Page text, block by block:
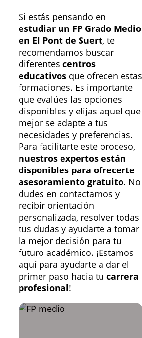
Si estás pensando en
estudiar un FP Grado Medio
en El Pont de Suert, te
recomendamos buscar
diferentes centros
educativos que ofrecen estas
formaciones. Es importante
que evalúes las opciones
disponibles y elijas aquel que
mejor se adapte a tus
necesidades y preferencias.
Para facilitarte este proceso,
nuestros expertos están
disponibles para ofrecerte
asesoramiento gratuito. No
dudes en contactarnos y
recibir orientación
personalizada, resolver todas
tus dudas y ayudarte a tomar
la mejor decisión para tu
futuro académico. ¡Estamos
aquí para ayudarte a dar el
primer paso hacia tu carrera
profesional!